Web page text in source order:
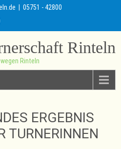
| 05751 - 42800
Rinteln
Rinteln
ERGEBNIS
TURNERINNEN